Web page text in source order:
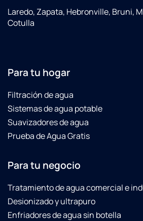
Laredo, Zapata, Hebronville, Bruni,
Cotulla
Para tu hogar
Filtración de agua
Sistemas de agua potable
Suavizadores de agua
Prueba de Agua Gratis
Para tu negocio
Tratamiento de agua comercial e
Desionizado y ultrapuro
Enfriadores de agua sin botella